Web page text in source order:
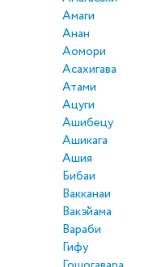
Амаги
Анан
Аомори
Асахигава
Атами
Ацуги
Ашибецу
Ашикага
Ашия
Бибаи
Вакканаи
Вакэйама
Вараби
Гифу